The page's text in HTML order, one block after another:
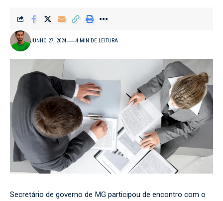
JUNHO 27, 2024 4 MIN DE LEITURA
Secretário de governo de MG participou de encontro com o